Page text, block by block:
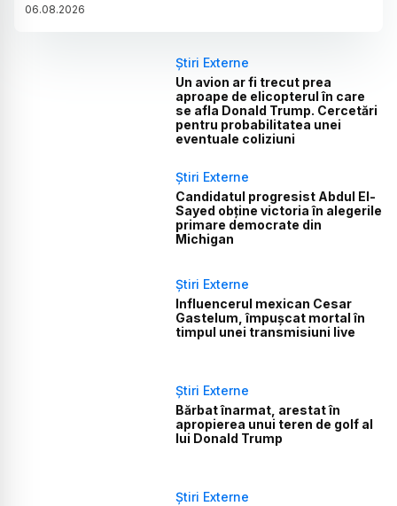
06.08.2026
Știri Externe
Un avion ar fi trecut prea
aproape de elicopterul în care
se afla Donald Trump. Cercetări
pentru probabilitatea unei
eventuale coliziuni
Știri Externe
Candidatul progresist Abdul El-
Sayed obține victoria în alegerile
primare democrate din
Michigan
Știri Externe
Influencerul mexican Cesar
Gastelum, împușcat mortal în
timpul unei transmisiuni live
Știri Externe
Bărbat înarmat, arestat în
apropierea unui teren de golf al
lui Donald Trump
Știri Externe